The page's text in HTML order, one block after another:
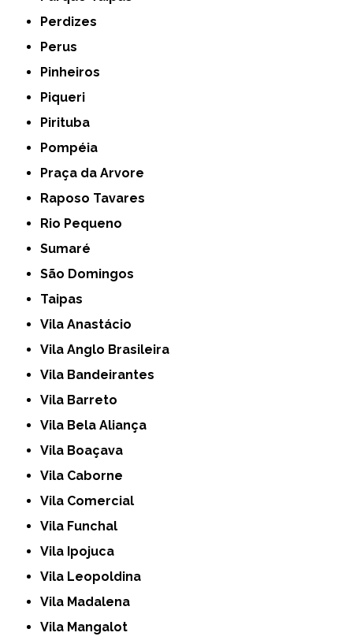
Perdizes
Perus
Pinheiros
Piqueri
Pirituba
Pompéia
Praça da Arvore
Raposo Tavares
Rio Pequeno
Sumaré
São Domingos
Taipas
Vila Anastácio
Vila Anglo Brasileira
Vila Bandeirantes
Vila Barreto
Vila Bela Aliança
Vila Boaçava
Vila Caborne
Vila Comercial
Vila Funchal
Vila Ipojuca
Vila Leopoldina
Vila Madalena
Vila Mangalot